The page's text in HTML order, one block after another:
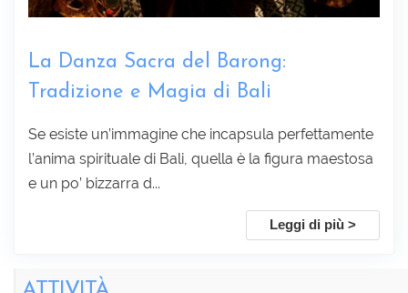
La Danza Sacra del Barong:
Tradizione e Magia di Bali
Se esiste un’immagine che incapsula perfettamente
l’anima spirituale di Bali, quella è la figura maestosa
e un po’ bizzarra d...
Leggi di più >